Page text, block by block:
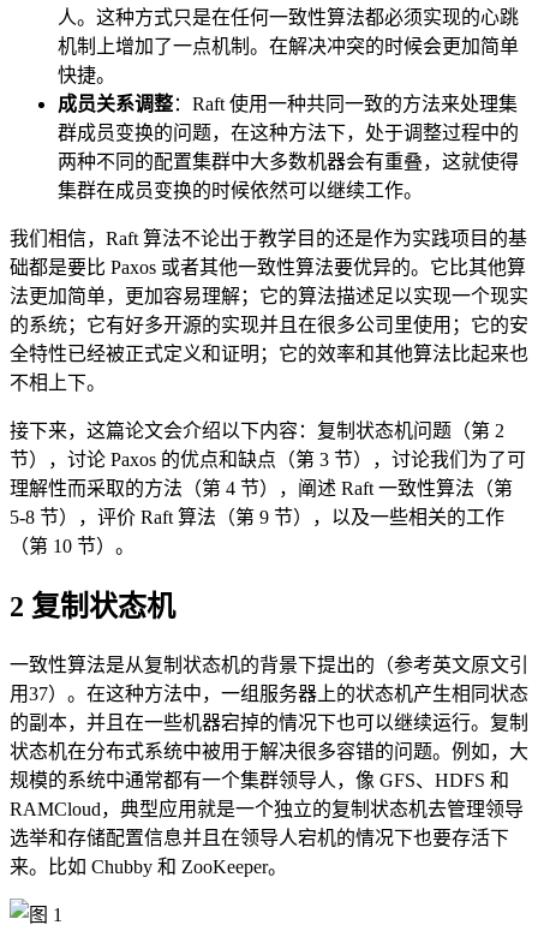
人。这种方式只是在任何一致性算法都必须实现的心跳
机制上增加了一点机制。在解决冲突的时候会更加简单
快捷。
成员关系调整：Raft 使用一种共同一致的方法来处理集
群成员变换的问题，在这种方法下，处于调整过程中的
两种不同的配置集群中大多数机器会有重叠，这就使得
集群在成员变换的时候依然可以继续工作。
我们相信，Raft 算法不论出于教学目的还是作为实践项目的基
础都是要比 Paxos 或者其他一致性算法要优异的。它比其他算
法更加简单，更加容易理解；它的算法描述足以实现一个现实
的系统；它有好多开源的实现并且在很多公司里使用；它的安
全特性已经被正式定义和证明；它的效率和其他算法比起来也
不相上下。
接下来，这篇论文会介绍以下内容：复制状态机问题（第 2
节），讨论 Paxos 的优点和缺点（第 3 节），讨论我们为了可
理解性而采取的方法（第 4 节），阐述 Raft 一致性算法（第
5-8 节），评价 Raft 算法（第 9 节），以及一些相关的工作
（第 10 节）。
2 复制状态机
一致性算法是从复制状态机的背景下提出的（参考英文原文引
用37）。在这种方法中，一组服务器上的状态机产生相同状态
的副本，并且在一些机器宕掉的情况下也可以继续运行。复制
状态机在分布式系统中被用于解决很多容错的问题。例如，大
规模的系统中通常都有一个集群领导人，像 GFS、HDFS 和
RAMCloud，典型应用就是一个独立的复制状态机去管理领导
选举和存储配置信息并且在领导人宕机的情况下也要存活下
来。比如 Chubby 和 ZooKeeper。